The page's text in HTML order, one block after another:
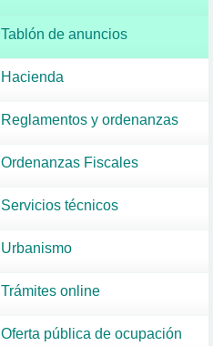
Tablón de anuncios
Hacienda
Reglamentos y ordenanzas
Ordenanzas Fiscales
Servicios técnicos
Urbanismo
Trámites online
Oferta pública de ocupación